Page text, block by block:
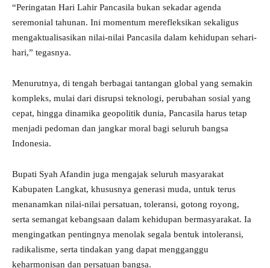
“Peringatan Hari Lahir Pancasila bukan sekadar agenda
seremonial tahunan. Ini momentum merefleksikan sekaligus
mengaktualisasikan nilai-nilai Pancasila dalam kehidupan sehari-
hari,” tegasnya.
Menurutnya, di tengah berbagai tantangan global yang semakin
kompleks, mulai dari disrupsi teknologi, perubahan sosial yang
cepat, hingga dinamika geopolitik dunia, Pancasila harus tetap
menjadi pedoman dan jangkar moral bagi seluruh bangsa
Indonesia.
Bupati Syah Afandin juga mengajak seluruh masyarakat
Kabupaten Langkat, khususnya generasi muda, untuk terus
menanamkan nilai-nilai persatuan, toleransi, gotong royong,
serta semangat kebangsaan dalam kehidupan bermasyarakat. Ia
mengingatkan pentingnya menolak segala bentuk intoleransi,
radikalisme, serta tindakan yang dapat mengganggu
keharmonisan dan persatuan bangsa.